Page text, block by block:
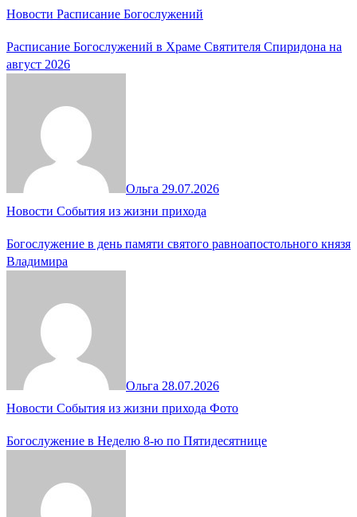
Новости Расписание Богослужений
Расписание Богослужений в Храме Святителя Спиридона на
август 2026
Ольга 29.07.2026
Новости События из жизни прихода
Богослужение в день памяти святого равноапостольного князя
Владимира
Ольга 28.07.2026
Новости События из жизни прихода Фото
Богослужение в Неделю 8-ю по Пятидесятнице